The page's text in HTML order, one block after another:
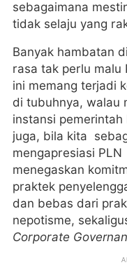
sebagaimana
tidak selaju yang
Banyak hambatan
rasa tak perlu malu
ini memang terjadi
di tubuhnya, walau
instansi
juga, bila kita
mengapresiasi
menegaskan
praktek
dan bebas dari
nepotisme,
Corporate